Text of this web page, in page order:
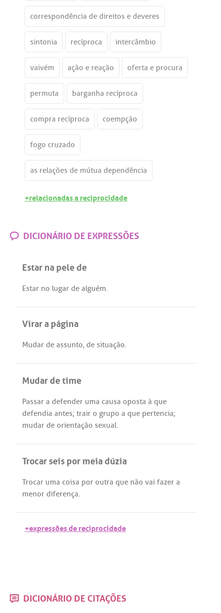
correspondência de direitos e deveres
sintonia recíproca intercâmbio
vaivém ação e reação oferta e procura
permuta barganha recíproca
compra recíproca coempção
fogo cruzado
as relações de mútua dependência
+relacionadas a reciprocidade
DICIONÁRIO DE EXPRESSÕES
Estar na pele de
Estar no lugar de alguém.
Virar a página
Mudar de assunto, de situação.
Mudar de time
Passar a defender uma causa oposta à que
defendia antes; trair o grupo a que pertencia;
mudar de orientação sexual.
Trocar seis por meia dúzia
Trocar uma coisa por outra que não vai fazer a
menor diferença.
+expressões de reciprocidade
DICIONÁRIO DE CITAÇÕES